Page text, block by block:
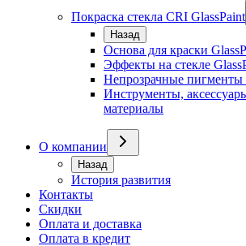
Покраска стекла CRI GlassPaint
Назад
Основа для краски
Эффекты на стекле
Непрозрачные пигменты
Инструменты,
материалы
О компании
Назад
История развития
Контакты
Скидки
Оплата и доставка
Оплата в кредит